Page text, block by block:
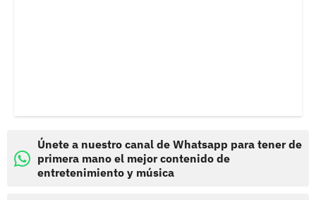
Únete a nuestro canal de Whatsapp para tener de
primera mano el mejor contenido de
entretenimiento y música